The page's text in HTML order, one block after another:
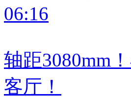
06:16
轴距3080mm
客厅！